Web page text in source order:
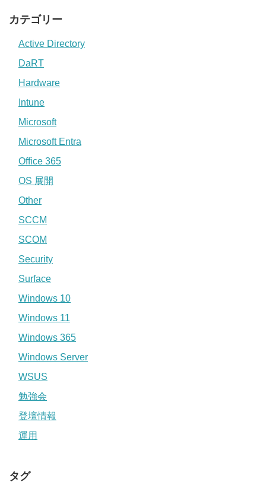
カテゴリー
Active Directory
DaRT
Hardware
Intune
Microsoft
Microsoft Entra
Office 365
OS 展開
Other
SCCM
SCOM
Security
Surface
Windows 10
Windows 11
Windows 365
Windows Server
WSUS
勉強会
登壇情報
運用
タグ